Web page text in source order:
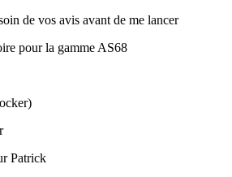
de vos avis avant de me lancer
pour la gamme AS68
Patrick